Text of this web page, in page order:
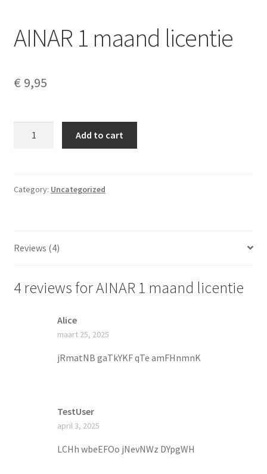
AINAR 1 maand licentie
€ 9,95
quantity
Add to cart
Category: Uncategorized
Reviews (4)
4 reviews forAINAR 1 maand licentie
Alice
maart 25, 2025
jRmatNB gaTkYKF qTe amFHnmnK
TestUser
april 3, 2025
LCHh wbeEFOo jNevNWz DYpgWH